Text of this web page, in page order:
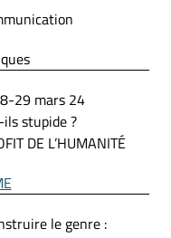
29 mars 24
stupide ?
DE L’HUMANITÉ
le genre :